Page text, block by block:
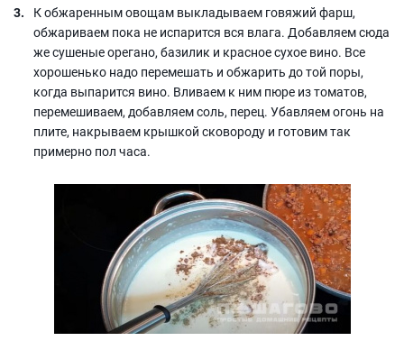
К обжаренным овощам выкладываем говяжий фарш,
обжариваем пока не испарится вся влага. Добавляем сюда
же сушеные орегано, базилик и красное сухое вино. Все
хорошенько надо перемешать и обжарить до той поры,
когда выпарится вино. Вливаем к ним пюре из томатов,
перемешиваем, добавляем соль, перец. Убавляем огонь на
плите, накрываем крышкой сковороду и готовим так
примерно пол часа.